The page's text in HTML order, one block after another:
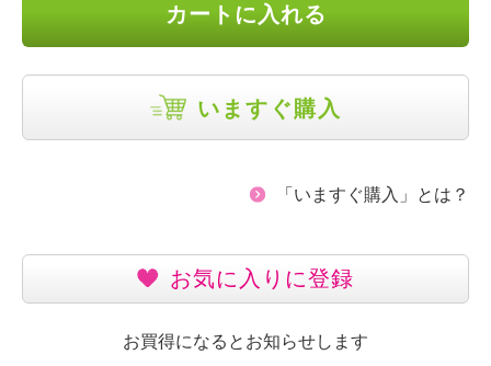
カートに入れる
いますぐ購入
「いますぐ購入」とは？
お気に入りに登録
お買得になるとお知らせします